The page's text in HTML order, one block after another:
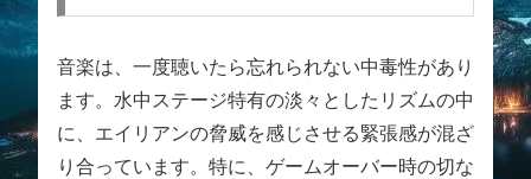
音楽は、一度聴いたら忘れられない中毒性があり
ます。水中ステージ特有の淡々としたリズムの中
に、エイリアンの脅威を感じさせる緊張感が混ざ
り合っています。特に、ゲームオーバー時の切な